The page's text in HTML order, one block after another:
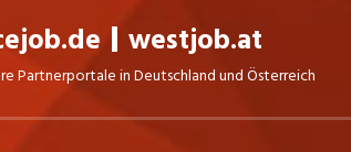
westjob.at
Partnerportale in Deutschland und Österreich